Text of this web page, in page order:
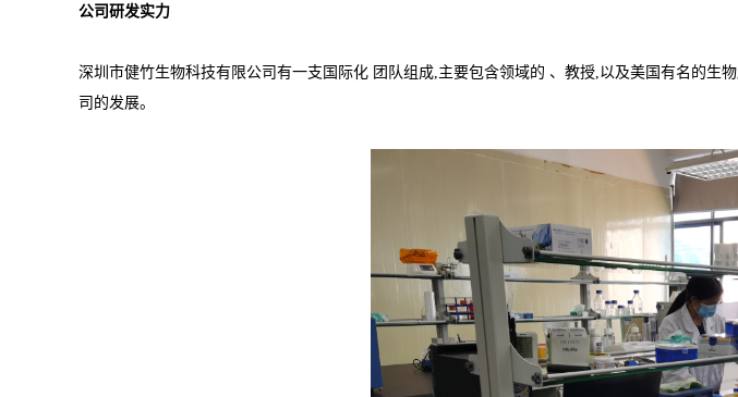
公司研发实力
深圳市健竹生物科技有限公司有一支国际化 团队组成,主要包含领域的 、教授,以及美国有名的
司的发展。